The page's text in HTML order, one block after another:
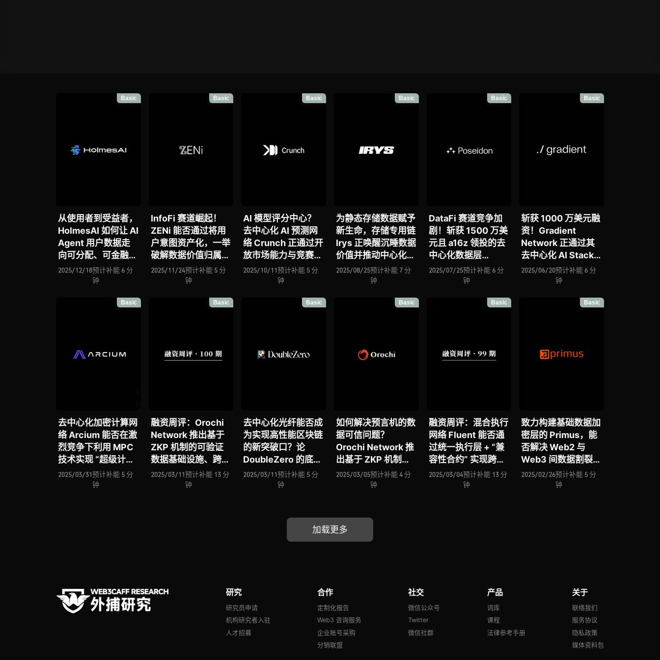
Basic
从使用者到受益者，
HolmesAI 如何让 AI
Agent 用户数据走
向可分配、可金融
化？
2025/12/18预计补能 6 分
钟
Basic
InfoFi 赛道崛起！
ZENi 能否通过将用
户意图资产化，一举
破解数据价值归属难
题？
2025/11/24预计补能 5 分
钟
Basic
AI 模型评分中心？
去中心化 AI 预测网
络 Crunch 正通过开
放市场能力与竞赛机
制持续筛选出最优
2025/10/11预计补能 5 分
钟
Basic
为静态存储数据赋予
新生命，存储专用链
Irys 正唤醒沉睡数据
价值并推动中心化存
储赛道范式变革
2025/08/25预计补能 7 分
钟
Basic
DataFi 赛道竞争加
剧！斩获 1500 万美
元且 a16z 领投的去
中心化数据层
Poseidon 能否在
Story Protocol 加
2025/07/25预计补能 6 分
钟
Basic
斩获 1000 万美元融
资！Gradient
Network 正通过其
去中心化 AI Stack
实现 Web3 的
“ChatGPT” 时刻
2025/06/20预计补能 6 分
钟
Basic
去中心化加密计算网
络 Arcium 能否在激
烈竞争下利用 MPC
技术实现 “超级计算
机” 愿景？
2025/03/31预计补能 5 分
钟
Basic
融资周评：Orochi
Network 推出基于
ZKP 机制的可验证
数据基础设施、跨链
意图协议 Across 能
否借助 ERC-7683
2025/03/11预计补能 13 分
钟
Basic
去中心化光纤能否成
为实现高性能区块链
的新突破口？论
DoubleZero 的底层
通信网络新框架
2025/03/11预计补能 5 分
钟
Basic
如何解决预言机的数
据可信问题？
Orochi Network 推
出基于 ZKP 机制的
可验证数据基础设施
2025/03/05预计补能 4 分
钟
Basic
融资周评：混合执行
网络 Fluent 能否通
过统一执行层 + “兼
容性合约” 实现跨
VM 技术新突破？数
据加密层的 Primus
2025/03/04预计补能 13 分
钟
Basic
致力构建基础数据加
密层的 Primus，能
否解决 Web2 与
Web3 间数据割裂挑
战？
2025/02/26预计补能 5 分
钟
加载更多
研究
研究员申请
机构研究者入驻
人才招募
合作
定制化报告
Web3 咨询服务
企业账号采购
分销联盟
社交
微信公众号
Twitter
微信社群
产品
词库
课程
法律参考手册
关于
联络我们
服务协议
隐私政策
媒体资料包